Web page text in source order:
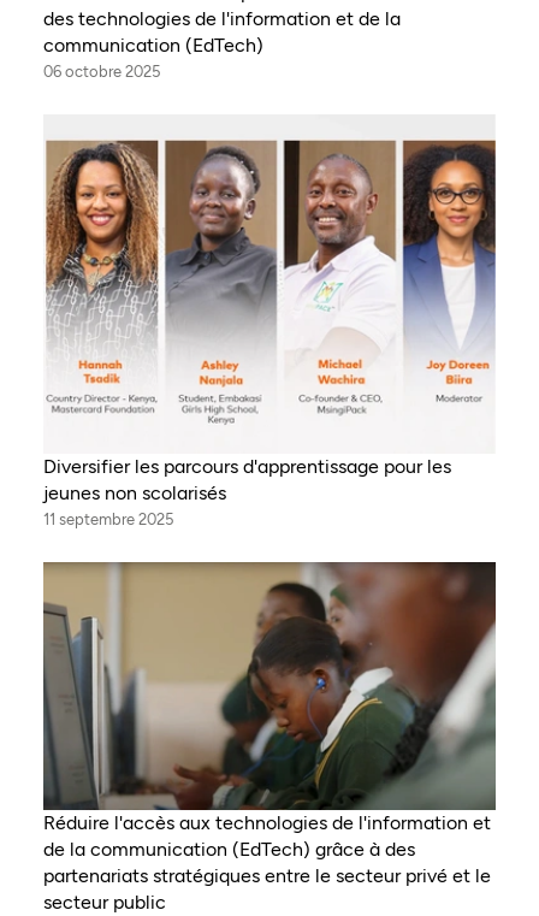
des technologies de l'information et de la
communication (EdTech)
06 octobre 2025
Diversifier les parcours d'apprentissage pour les
jeunes non scolarisés
11 septembre 2025
Réduire l'accès aux technologies de l'information et
de la communication (EdTech) grâce à des
partenariats stratégiques entre le secteur privé et le
secteur public